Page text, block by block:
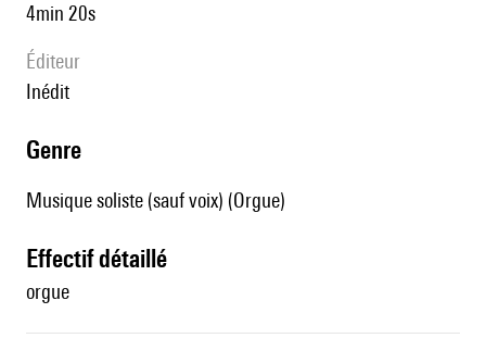
4min 20s
éditeur
Inédit
genre
Musique soliste (sauf voix) (Orgue)
effectif détaillé
orgue